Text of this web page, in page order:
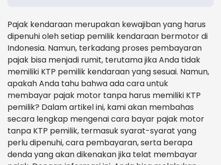
Pajak kendaraan merupakan kewajiban yang harus
dipenuhi oleh setiap pemilik kendaraan bermotor di
Indonesia. Namun, terkadang proses pembayaran
pajak bisa menjadi rumit, terutama jika Anda tidak
memiliki KTP pemilik kendaraan yang sesuai. Namun,
apakah Anda tahu bahwa ada cara untuk
membayar pajak motor tanpa harus memiliki KTP
pemilik? Dalam artikel ini, kami akan membahas
secara lengkap mengenai cara bayar pajak motor
tanpa KTP pemilik, termasuk syarat-syarat yang
perlu dipenuhi, cara pembayaran, serta berapa
denda yang akan dikenakan jika telat membayar